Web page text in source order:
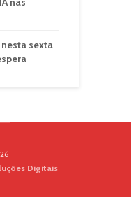
sexta
Digitais